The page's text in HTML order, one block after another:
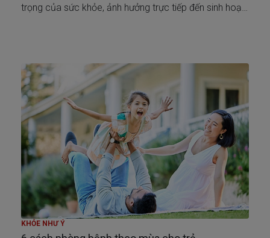
trọng của sức khỏe, ảnh hưởng trực tiếp đến sinh hoạt
KHỎE NHƯ Ý